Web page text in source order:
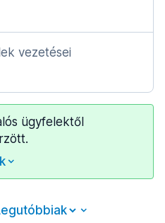
vezetései
ügyfelektől